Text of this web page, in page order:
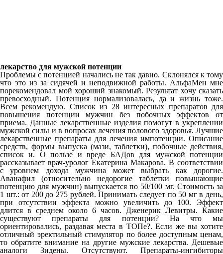
лекарство для мужской потенции
Проблемы с потенцией начались не так давно. Склонялся к тому
что это из за сидячей и неподвижной работы. АльфаМен мне
порекомендовал мой хороший знакомый. Результат хочу сказать
превосходный. Потенция нормализовалась, да и жизнь тоже.
Всем рекомендую. Список из 28 интересных препаратов для
повышения потенции мужчин без побочных эффектов от
приема. Данные лекарственные изделия помогут в укреплении
мужской силы и в вопросах лечения полового здоровья. Лучшие
лекарственные препараты для лечения импотенции. Описание
средств, формы выпуска (мази, таблетки), побочные действия,
список и. О пользе и вреде БАДов для мужской потенции
рассказывает врач-уролог Екатерина Макарова. В соответствии
с уровнем дохода мужчина может выбрать как дорогие.
Аванафил (относительно недорогие таблетки повышающие
потенцию для мужчин) выпускается по 50/100 мг. Стоимость за
1 шт.: от 200 до 275 рублей. Принимать следует по 50 мг в день,
при отсутствии эффекта можно увеличить до 100. Эффект
длится в среднем около 6 часов. Дженерик Левитры. Какие
существуют препараты для потенции? На что мы
ориентировались, раздавая места в ТОПе?. Если же вы хотите
отличный эректильный стимулятор по более доступным ценам,
то обратите внимание на другие мужские лекарства. Дешевые
аналоги Зидены. Отсутствуют. Препараты-ингибиторы